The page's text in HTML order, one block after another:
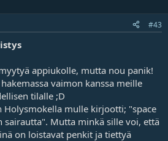
#43
appiukolle, mutta nou panik!
vaimon kanssa meille
tilalle ;D
Holysmokella mulle kirjootti; "space
Mutta minkä sille voi, että
on loistavat penkit ja tiettyä